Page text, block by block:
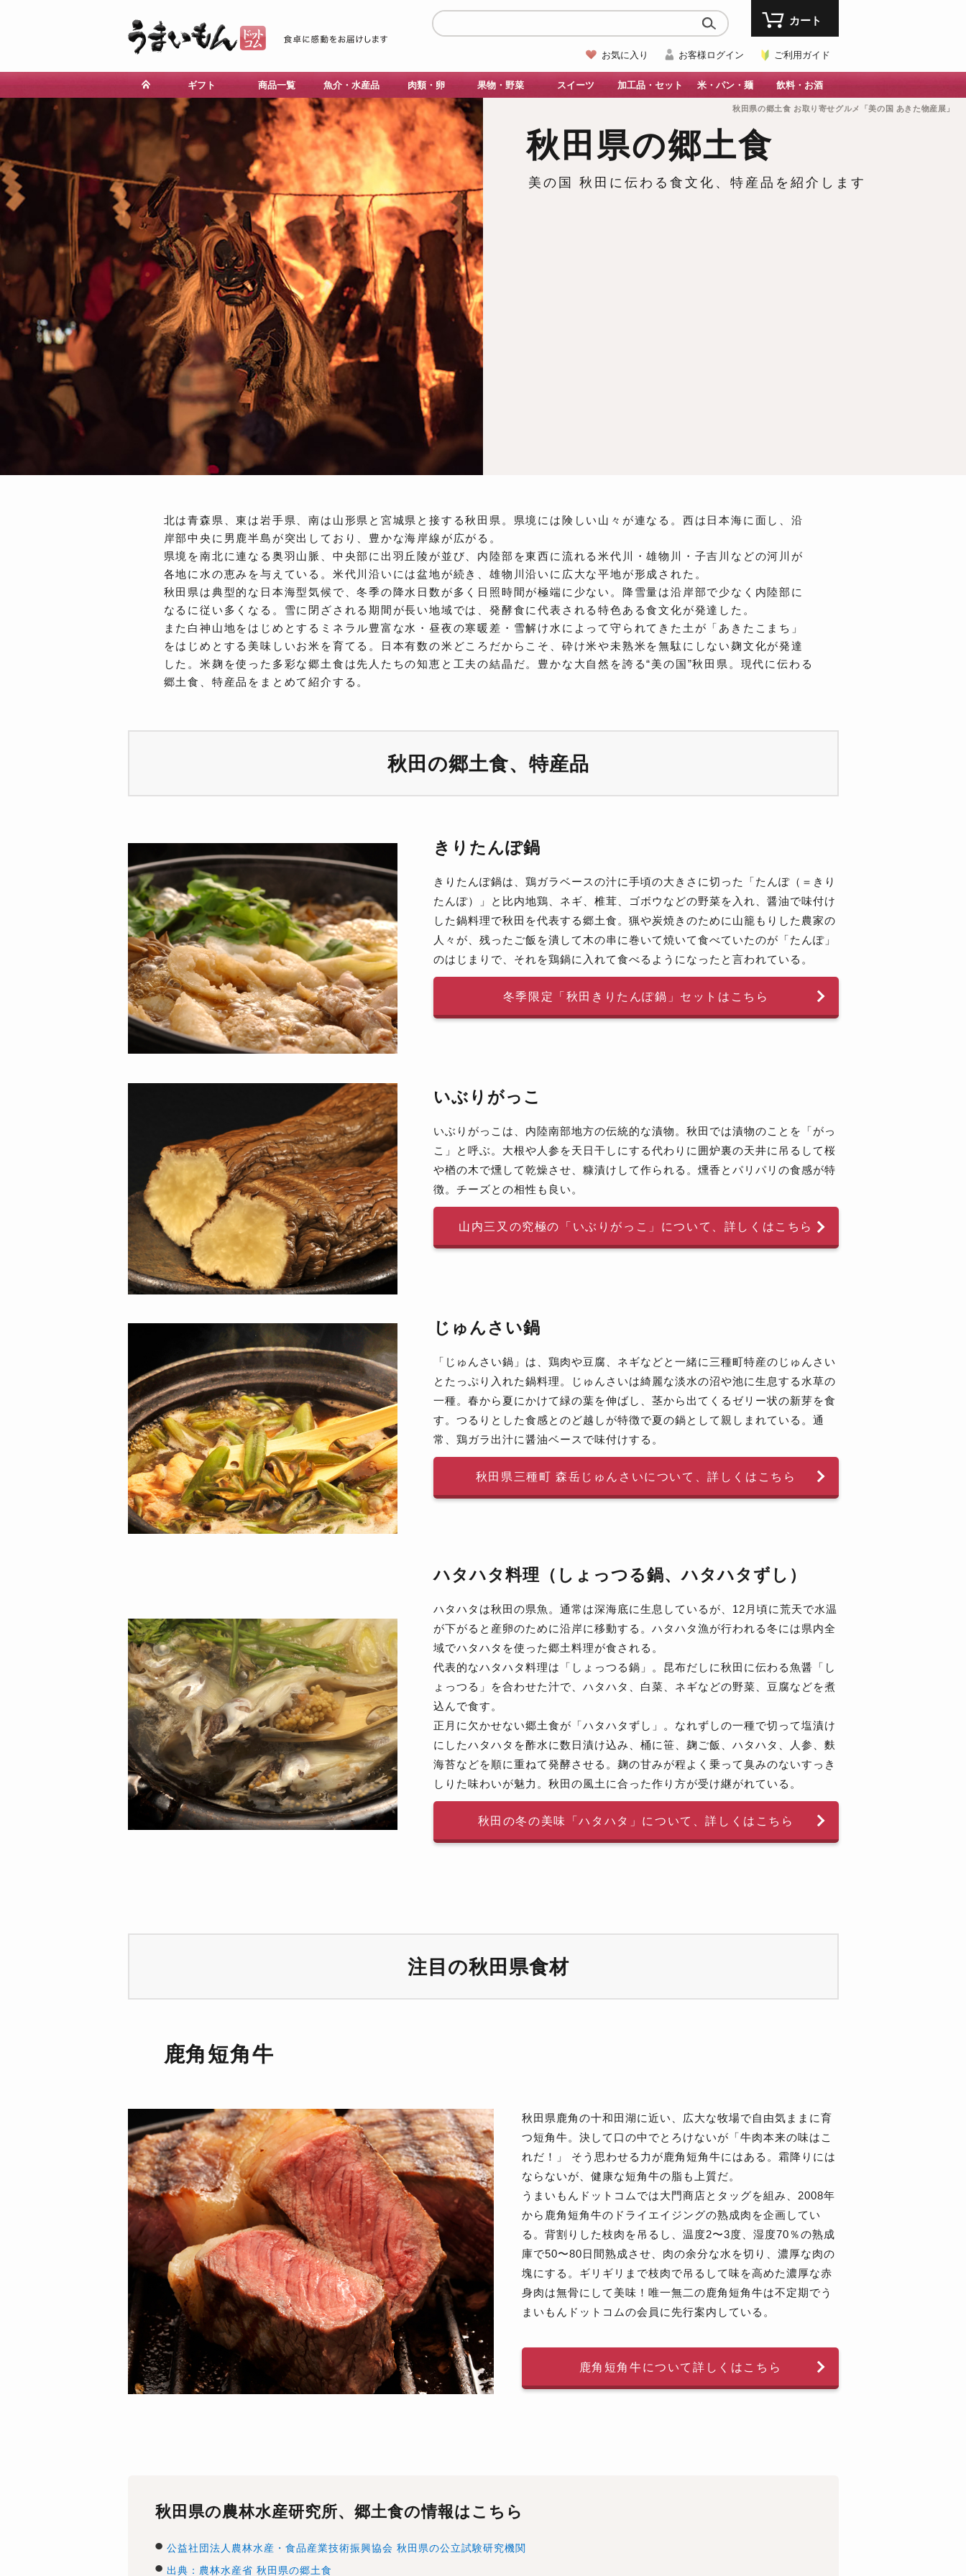
お気に入り お客様ログイン ご利用ガイド
カート
ギフト 商品一覧 魚介・水産品 肉類・卵 果物・野菜 スイーツ 加工品・セット 米・パン・麺 飲料・お酒
秋田県の郷土食 お取り寄せグルメ「美の国 あきた物産展」
秋田県の郷土食
美の国 秋田に伝わる食文化、特産品を紹介します
北は青森県、東は岩手県、南は山形県と宮城県と接する秋田県。県境には険しい山々が連なる。西は日本海に面し、沿
岸部中央に男鹿半島が突出しており、豊かな海岸線が広がる。
県境を南北に連なる奥羽山脈、中央部に出羽丘陵が並び、内陸部を東西に流れる米代川・雄物川・子吉川などの河川が
各地に水の恵みを与えている。米代川沿いには盆地が続き、雄物川沿いに広大な平地が形成された。
秋田県は典型的な日本海型気候で、冬季の降水日数が多く日照時間が極端に少ない。降雪量は沿岸部で少なく内陸部に
なるに従い多くなる。雪に閉ざされる期間が長い地域では、発酵食に代表される特色ある食文化が発達した。
また白神山地をはじめとするミネラル豊富な水・昼夜の寒暖差・雪解け水によって守られてきた土が「あきたこまち」
をはじめとする美味しいお米を育てる。日本有数の米どころだからこそ、砕け米や未熟米を無駄にしない麹文化が発達
した。米麹を使った多彩な郷土食は先人たちの知恵と工夫の結晶だ。豊かな大自然を誇る“美の国”秋田県。現代に伝わる
郷土食、特産品をまとめて紹介する。
秋田の郷土食、特産品
きりたんぽ鍋
きりたんぽ鍋は、鶏ガラベースの汁に手頃の大きさに切った「たんぽ（＝きり
たんぽ）」と比内地鶏、ネギ、椎茸、ゴボウなどの野菜を入れ、醤油で味付け
した鍋料理で秋田を代表する郷土食。猟や炭焼きのために山籠もりした農家の
人々が、残ったご飯を潰して木の串に巻いて焼いて食べていたのが「たんぽ」
のはじまりで、それを鶏鍋に入れて食べるようになったと言われている。
冬季限定「秋田きりたんぽ鍋」 セットはこちら
いぶりがっこ
いぶりがっこは、内陸南部地方の伝統的な漬物。秋田では漬物のことを「がっ
こ」と呼ぶ。大根や人参を天日干しにする代わりに囲炉裏の天井に吊るして桜
や楢の木で燻して乾燥させ、糠漬けして作られる。燻香とパリパリの食感が特
徴。チーズとの相性も良い。
山内三又の究極の「いぶりがっこ」 について、詳しくはこちら
じゅんさい鍋
「じゅんさい鍋」は、鶏肉や豆腐、ネギなどと一緒に三種町特産のじゅんさい
とたっぷり入れた鍋料理。じゅんさいは綺麗な淡水の沼や池に生息する水草の
一種。春から夏にかけて緑の葉を伸ばし、茎から出てくるゼリー状の新芽を食
す。つるりとした食感とのど越しが特徴で夏の鍋として親しまれている。通
常、鶏ガラ出汁に醤油ベースで味付けする。
秋田県三種町 森岳じゅんさいについて、詳しくはこちら
ハタハタ料理（しょっつる鍋、ハタハタずし）
ハタハタは秋田の県魚。通常は深海底に生息しているが、12月頃に荒天で水温
が下がると産卵のために沿岸に移動する。ハタハタ漁が行われる冬には県内全
域でハタハタを使った郷土料理が食される。
代表的なハタハタ料理は「しょっつる鍋」。昆布だしに秋田に伝わる魚醤「し
ょっつる」を合わせた汁で、ハタハタ、白菜、ネギなどの野菜、豆腐などを煮
込んで食す。
正月に欠かせない郷土食が「ハタハタずし」。なれずしの一種で切って塩漬け
にしたハタハタを酢水に数日漬け込み、桶に笹、麹ご飯、ハタハタ、人参、麩
海苔などを順に重ねて発酵させる。麹の甘みが程よく乗って臭みのないすっき
しりた味わいが魅力。秋田の風土に合った作り方が受け継がれている。
秋田の冬の美味「ハタハタ」について、詳しくはこちら
注目の秋田県食材
鹿角短角牛
秋田県鹿角の十和田湖に近い、広大な牧場で自由気ままに育
つ短角牛。決して口の中でとろけないが「牛肉本来の味はこ
れだ！」 そう思わせる力が鹿角短角牛にはある。霜降りには
ならないが、健康な短角牛の脂も上質だ。
うまいもんドットコムでは大門商店とタッグを組み、2008年
から鹿角短角牛のドライエイジングの熟成肉を企画してい
る。背割りした枝肉を吊るし、温度2〜3度、湿度70％の熟成
庫で50〜80日間熟成させ、肉の余分な水を切り、濃厚な肉の
塊にする。ギリギリまで枝肉で吊るして味を高めた濃厚な赤
身肉は無骨にして美味！唯一無二の鹿角短角牛は不定期でう
まいもんドットコムの会員に先行案内している。
鹿角短角牛について詳しくはこちら
秋田県の農林水産研究所、郷土食の情報はこちら
公益社団法人農林水産・食品産業技術振興協会 秋田県の公立試験研究機関
出典：農林水産省 秋田県の郷土食